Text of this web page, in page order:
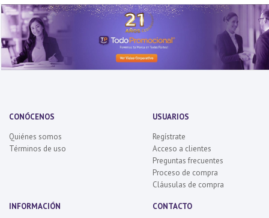
CONÓCENOS
Quiénes somos
Términos de uso
USUARIOS
Regístrate
Acceso a clientes
Preguntas frecuentes
Proceso de compra
Cláusulas de compra
INFORMACIÓN CONTACTO